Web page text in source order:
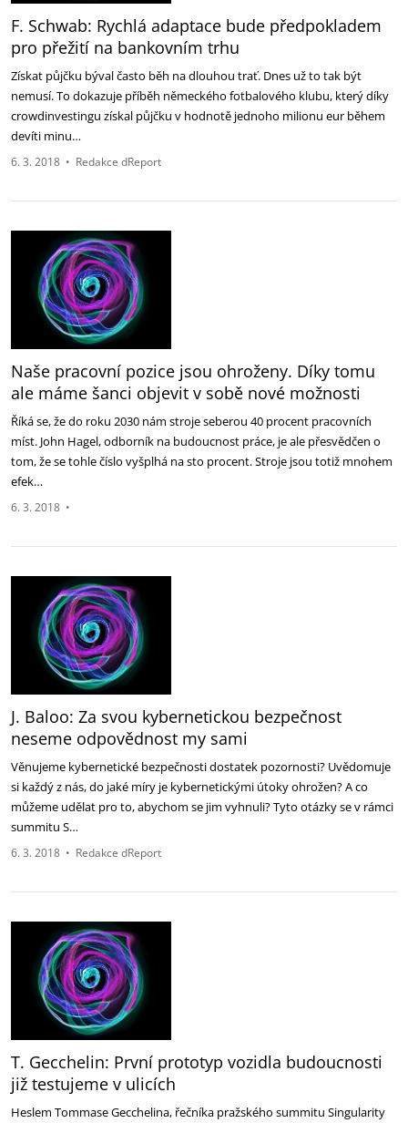
F. Schwab: Rychlá adaptace bude předpokladem
pro přežití na bankovním trhu
Získat půjčku býval často běh na dlouhou trať. Dnes už to tak být
nemusí. To dokazuje příběh německého fotbalového klubu, který díky
crowdinvestingu získal půjčku v hodnotě jednoho milionu eur během
devíti minu…
6. 3. 2018 • Redakce dReport
Naše pracovní pozice jsou ohroženy. Díky tomu
ale máme šanci objevit v sobě nové možnosti
Říká se, že do roku 2030 nám stroje seberou 40 procent pracovních
míst. John Hagel, odborník na budoucnost práce, je ale přesvědčen o
tom, že se tohle číslo vyšplhá na sto procent. Stroje jsou totiž mnohem
efek…
6. 3. 2018 •
J. Baloo: Za svou kybernetickou bezpečnost
neseme odpovědnost my sami
Věnujeme kybernetické bezpečnosti dostatek pozornosti? Uvědomuje
si každý z nás, do jaké míry je kybernetickými útoky ohrožen? A co
můžeme udělat pro to, abychom se jim vyhnuli? Tyto otázky se v rámci
summitu S…
6. 3. 2018 • Redakce dReport
T. Gecchelin: První prototyp vozidla budoucnosti
již testujeme v ulicích
Heslem Tommase Gecchelina, řečníka pražského summitu Singularity